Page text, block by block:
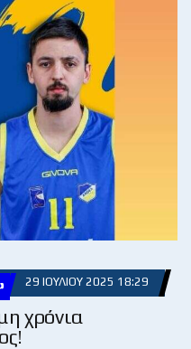
29 ΙΟΥΛΊΟΥ 2025 18:29
χρόνια